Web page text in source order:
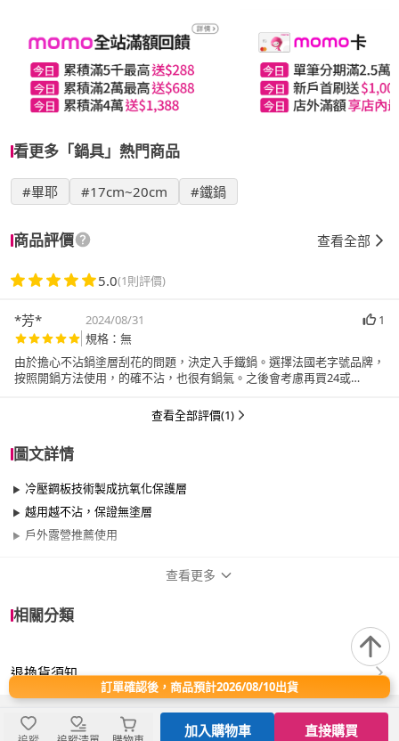
看更多「鍋具」熱門商品
#畢耶 #17cm~20cm #鐵鍋
商品評價 查看全部
5.0(1則評價)
*芳* 2024/08/31
1
規格：無
由於擔心不沾鍋塗層刮花的問題，決定入手鐵鍋。選擇法國老字號品牌，
按照開鍋方法使用，的確不沾，也很有鍋氣。之後會考慮再買24或
查看全部評價(1)
圖文詳情
冷壓鋼板技術製成抗氧化保護層
越用越不沾，保證無塗層
戶外露營推薦使用
尺寸 17cm~20cm
材質 鐵/鑄鐵
查看更多
相關分類
退換貨須知
訂單確認後，商品預計2026/08/10出貨
加入購物車 直接購買